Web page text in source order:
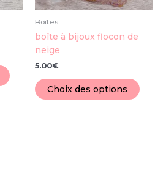
être
choisies
du
produit
Boîtes
boîte à bijoux flocon de
neige
5.00€
Choix des options
être